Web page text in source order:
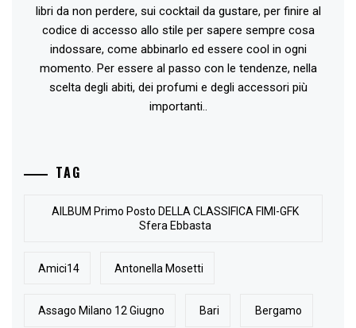
libri da non perdere, sui cocktail da gustare, per finire al
codice di accesso allo stile per sapere sempre cosa
indossare, come abbinarlo ed essere cool in ogni
momento. Per essere al passo con le tendenze, nella
scelta degli abiti, dei profumi e degli accessori più
importanti..
TAG
AlLBUM Primo Posto DELLA CLASSIFICA FIMI-GFK
Sfera Ebbasta
Amici14 Antonella Mosetti
Assago Milano 12 Giugno Bari Bergamo